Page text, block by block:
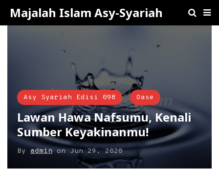
Majalah Islam Asy-Syariah
Asy Syariah Edisi 098 Oase
Lawan Hawa Nafsumu, Kenali
Sumber Keyakinanmu!
By adminonJun 29, 2020